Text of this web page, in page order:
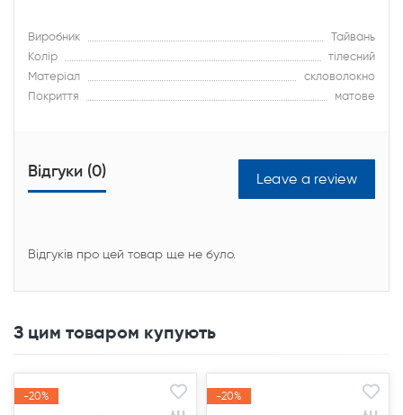
Виробник
Тайвань
Колір
тілесний
Матеріал
скловолокно
Покриття
матове
Відгуки (0) Leave a review
Відгуків про цей товар ще не було.
З цим товаром купують
-20%
-20% -20%
-20%